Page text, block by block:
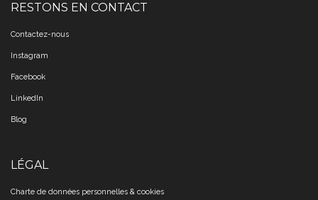
RESTONS EN CONTACT
Contactez-nous
Instagram
Facebook
LinkedIn
Blog
LÉGAL
Charte de données personnelles & cookies​​​​​​​